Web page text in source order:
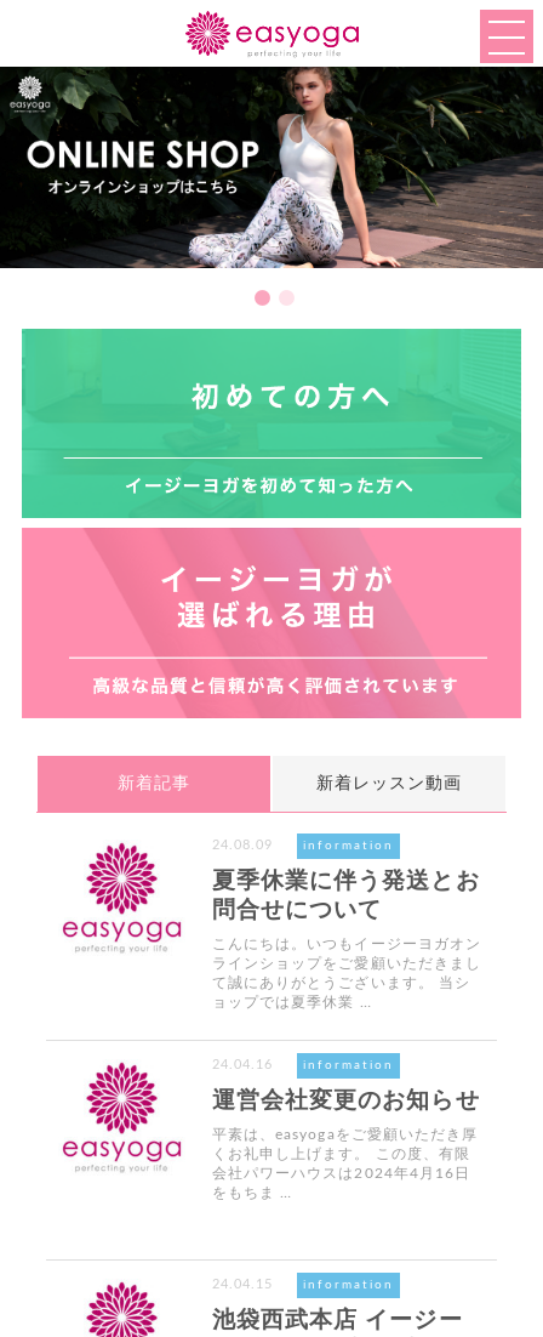
新着記事 新着レッスン動画
24.08.09 information
夏季休業に伴う発送とお
問合せについて
こんにちは。いつもイージーヨガオン
ラインショップをご愛顧いただきまし
て誠にありがとうございます。 当シ
ョップでは夏季休業 …
24.04.16 information
運営会社変更のお知らせ
平素は、easyogaをご愛顧いただき厚
くお礼申し上げます。 この度、有限
会社パワーハウスは2024年4月16日
をもちま …
24.04.15 information
池袋西武本店 イージー